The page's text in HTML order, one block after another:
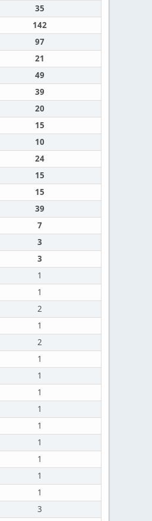
35
142
97
21
49
39
20
15
10
24
15
15
39
7
3
3
1
1
2
1
2
1
1
1
1
1
1
1
1
1
3